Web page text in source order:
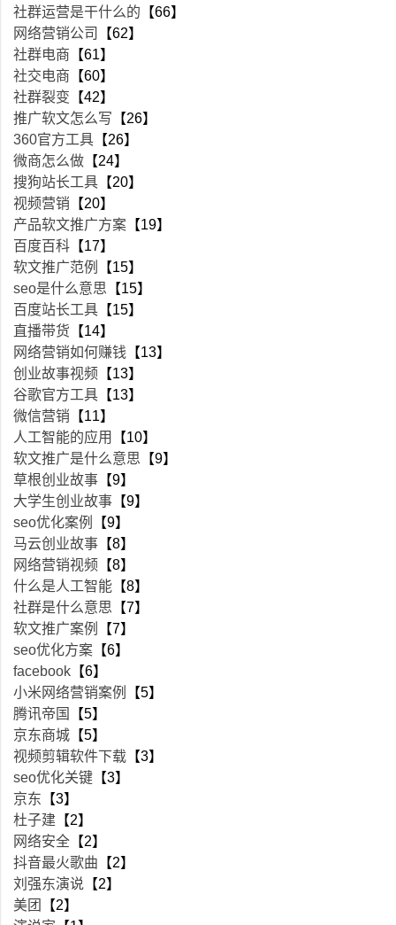
社群运营是干什么的 【66】
网络营销公司
【62】
社群电商 【61】
社交电商 【60】
社群裂变 【42】
推广软文怎么写 【26】
360官方工具 【26】
微商怎么做 【24】
搜狗站长工具 【20】
视频营销 【20】
产品软文推广方案 【19】
百度百科 【17】
软文推广范例
【15】
seo是什么意思 【15】
百度站长工具 【15】
直播带货 【14】
网络营销如何赚钱 【13】
创业故事视频 【13】
谷歌官方工具 【13】
微信营销 【11】
人工智能的应用
【10】
软文推广是什么意思 【9】
草根创业故事 【9】
大学生创业故事 【9】
seo优化案例
【9】
马云创业故事 【8】
网络营销视频 【8】
什么是人工智能 【8】
社群是什么意思 【7】
软文推广案例
【7】
seo优化方案 【6】
facebook 【6】
小米网络营销案例
【5】
腾讯帝国
【5】
京东商城 【5】
视频剪辑软件下载 【3】
seo优化关键 【3】
京东 【3】
杜子建 【2】
网络安全 【2】
抖音最火歌曲 【2】
刘强东演说 【2】
美团
【2】